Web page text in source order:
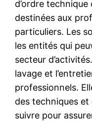
d’ordre
destinées aux
particuliers. Les
les entités qui
secteur
lavage et
professionnels.
des techniques et
suivre pour